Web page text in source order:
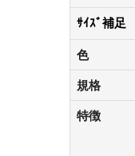
ｻｲｽﾞ補足
色
規格
特徴